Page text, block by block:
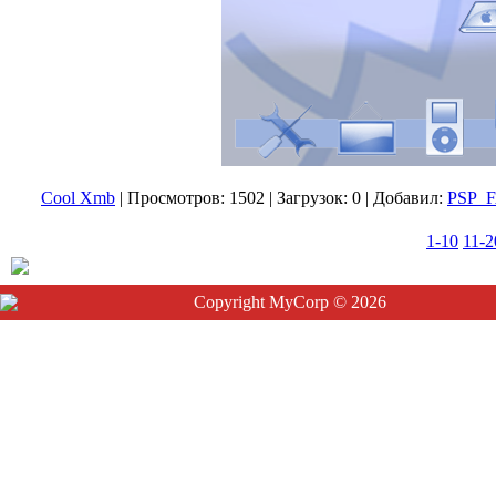
Cool Xmb | Просмотров: 1502 | Загрузок: 0 | Добавил:
1-10 11-
Copyright MyCorp © 2026